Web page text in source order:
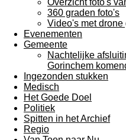
Overzicht foto's
360 graden foto's
Video's met drone
Evenementen
Gemeente
Nachtelijke
Gorinchem
Ingezonden stukken
Medisch
Het Goede Doel
Politiek
Spitten in het Archief
Regio